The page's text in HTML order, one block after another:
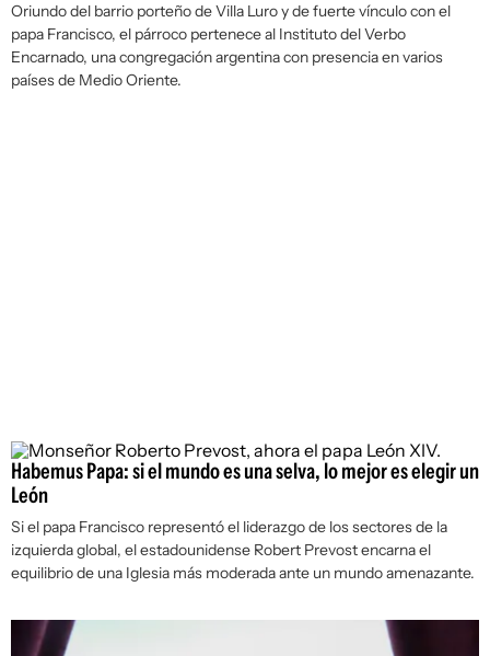
Oriundo del barrio porteño de Villa Luro y de fuerte vínculo con el
papa Francisco, el párroco pertenece al Instituto del Verbo
Encarnado, una congregación argentina con presencia en varios
países de Medio Oriente.
Habemus Papa: si el mundo es una selva, lo mejor es elegir un
León
Si el papa Francisco representó el liderazgo de los sectores de la
izquierda global, el estadounidense Robert Prevost encarna el
equilibrio de una Iglesia más moderada ante un mundo amenazante.